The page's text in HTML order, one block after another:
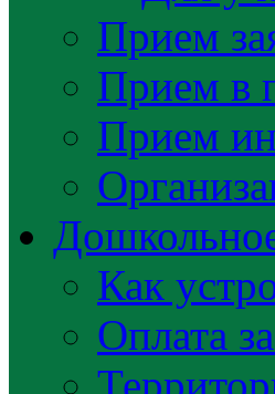
Прием
Прием в
Прием
Как
Оплата